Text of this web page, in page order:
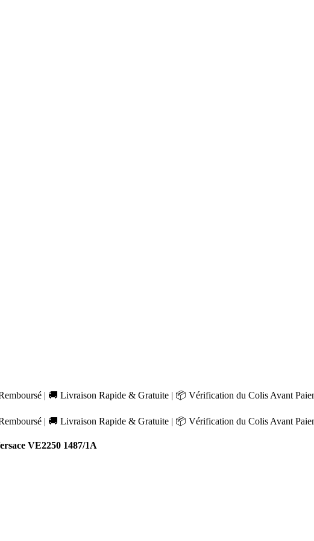
| 🚚 Livraison Rapide & Gratuite | 📦 Vérification du Colis Avant
| 🚚 Livraison Rapide & Gratuite | 📦 Vérification du Colis Avant
VE2250 1487/1A